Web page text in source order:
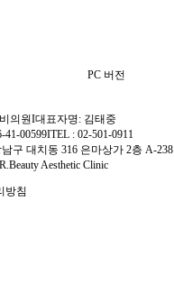
PC 버전
의원I대표자명: 김태중
41-00599ITEL : 02-501-0911
구 대치동 316 은마상가 2층 A-238
Aesthetic Clinic
방침